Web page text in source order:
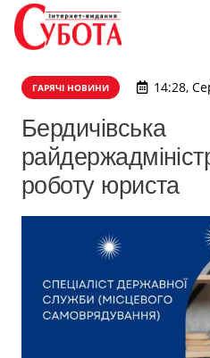
ГАРЯЧІ НОВИНИ 14:28,
Бердичівська
роботу юриста